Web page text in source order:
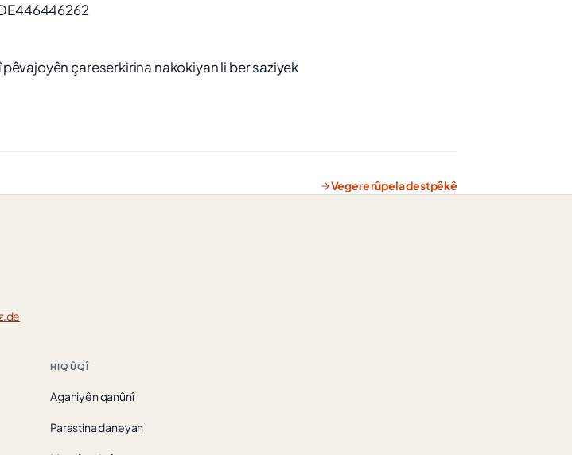
çareserkirina nakokiyan li ber saziyek
Vegere rûpela destpêkê
HIQÛQÎ
Agahiyên qanûnî
Parastina daneyan